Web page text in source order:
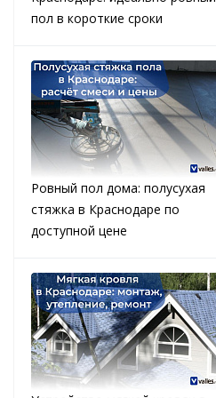
пол в короткие сроки
Ровный пол дома: полусухая
стяжка в Краснодаре по
доступной цене